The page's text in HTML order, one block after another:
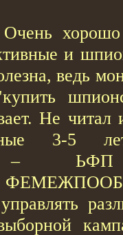
Очень
и
ведь
Не читал
3-5
– ЬФП